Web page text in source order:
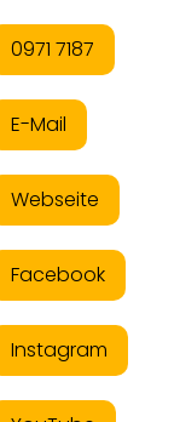
0971 7187
E-Mail
Webseite
Facebook
Instagram